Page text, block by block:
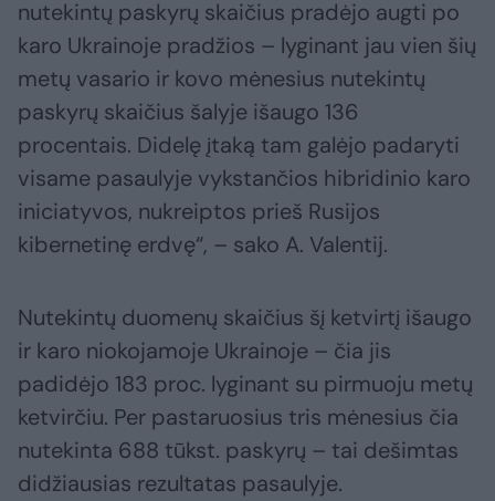
nutekintų paskyrų skaičius pradėjo augti po
karo Ukrainoje pradžios – lyginant jau vien šių
metų vasario ir kovo mėnesius nutekintų
paskyrų skaičius šalyje išaugo 136
procentais. Didelę įtaką tam galėjo padaryti
visame pasaulyje vykstančios hibridinio karo
iniciatyvos, nukreiptos prieš Rusijos
kibernetinę erdvę“, – sako A. Valentij.
Nutekintų duomenų skaičius šį ketvirtį išaugo
ir karo niokojamoje Ukrainoje – čia jis
padidėjo 183 proc. lyginant su pirmuoju metų
ketvirčiu. Per pastaruosius tris mėnesius čia
nutekinta 688 tūkst. paskyrų – tai dešimtas
didžiausias rezultatas pasaulyje.